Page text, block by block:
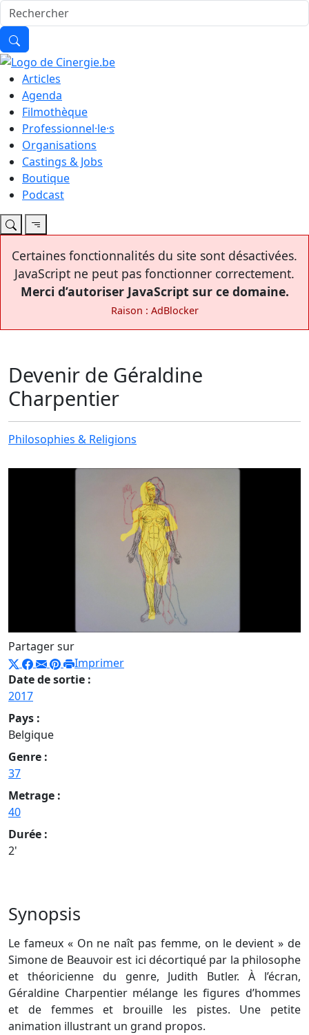
Articles
Agenda
Filmothèque
Professionnel·le·s
Organisations
Castings & Jobs
Boutique
Podcast
Certaines fonctionnalités du site sont désactivées.
JavaScript ne peut pas fonctionner correctement.
Merci d’autoriser JavaScript sur ce domaine.
Raison : AdBlocker
Devenir de Géraldine
Charpentier
Philosophies & Religions
Partager sur
Imprimer
Date de sortie :
2017
Pays :
Belgique
Genre :
37
Metrage :
40
Durée :
2'
Synopsis
Le fameux « On ne naît pas femme, on le devient » de
Simone de Beauvoir est ici décortiqué par la philosophe
et théoricienne du genre, Judith Butler. À l’écran,
Géraldine Charpentier mélange les figures d’hommes
et de femmes et brouille les pistes. Une petite
animation illustrant un grand propos.